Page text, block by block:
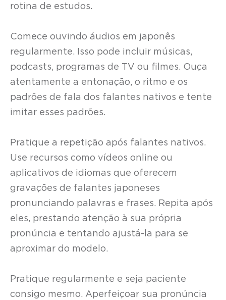
rotina de estudos.
Comece ouvindo áudios em japonês
regularmente. Isso pode incluir músicas,
podcasts, programas de TV ou filmes. Ouça
atentamente a entonação, o ritmo e os
padrões de fala dos falantes nativos e tente
imitar esses padrões.
Pratique a repetição após falantes nativos.
Use recursos como vídeos online ou
aplicativos de idiomas que oferecem
gravações de falantes japoneses
pronunciando palavras e frases. Repita após
eles, prestando atenção à sua própria
pronúncia e tentando ajustá-la para se
aproximar do modelo.
Pratique regularmente e seja paciente
consigo mesmo. Aperfeiçoar sua pronúncia